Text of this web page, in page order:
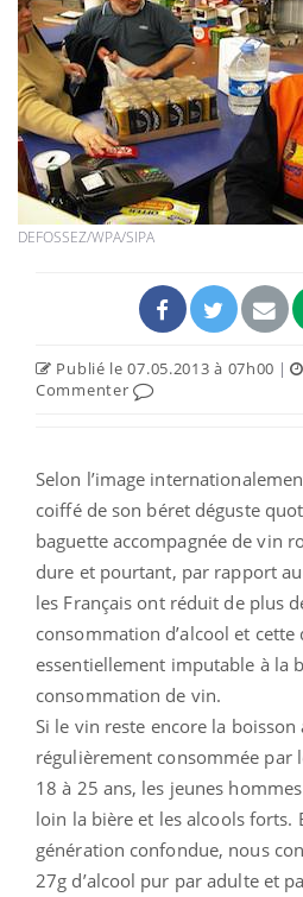
DEFOSSEZ/WPA/SIPA
Publié le 07.05.2013 à 07h00 |
Commenter
Selon l’image
coiffé de son béret déguste
baguette accompagnée de vin
dure et pourtant, par rapport
les Français ont réduit de plus
consommation d’alcool et
essentiellement imputable à la
consommation de vin.
Si le vin reste encore la
régulièrement consommée par
18 à 25 ans, les jeunes
loin la bière et les alcools forts.
génération confondue, nous
27g d’alcool pur par adulte et